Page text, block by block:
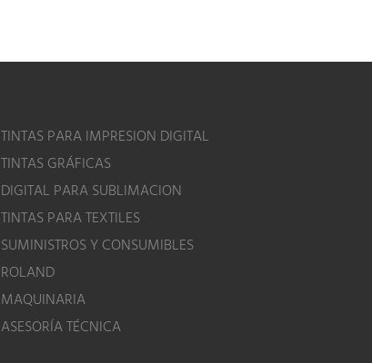
TINTAS PARA IMPRESION DIGITAL
TINTAS GRÁFICAS
DIGITAL PARA SUBLIMACION
TINTAS PARA TEXTILES
SUMINISTROS Y CONSUMIBLES
ROLAND
MAQUINARIA
ASESORÍA TÉCNICA